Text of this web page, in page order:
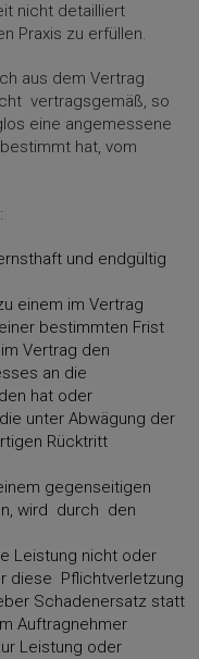
nicht detailliert
Praxis zu erfüllen.
aus dem Vertrag
vertragsgemäß, so
eine angemessene
hat, vom
und endgültig
einem im Vertrag
bestimmten Frist
Vertrag den
an die
hat oder
unter Abwägung der
Rücktritt
gegenseitigen
wird durch den
Leistung nicht oder
diese Pflichtverletzung
Schadenersatz statt
Auftragnehmer
Leistung oder